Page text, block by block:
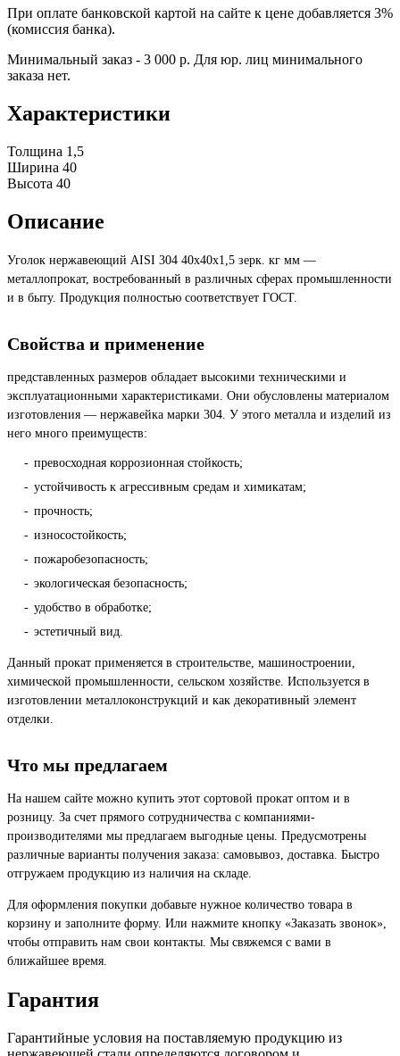
При оплате банковской картой на сайте к цене добавляется 3%
(комиссия банка).
Минимальный заказ - 3 000 р. Для юр. лиц минимального
заказа нет.
Характеристики
Толщина 1,5
Ширина 40
Высота 40
Описание
Уголок нержавеющий AISI 304 40х40х1,5 зерк. кг мм —
металлопрокат, востребованный в различных сферах промышленности
и в быту. Продукция полностью соответствует ГОСТ.
Свойства и применение
представленных размеров обладает высокими техническими и
эксплуатационными характеристиками. Они обусловлены материалом
изготовления — нержавейка марки 304. У этого металла и изделий из
него много преимуществ:
превосходная коррозионная стойкость;
устойчивость к агрессивным средам и химикатам;
прочность;
износостойкость;
пожаробезопасность;
экологическая безопасность;
удобство в обработке;
эстетичный вид.
Данный прокат применяется в строительстве, машиностроении,
химической промышленности, сельском хозяйстве. Используется в
изготовлении металлоконструкций и как декоративный элемент
отделки.
Что мы предлагаем
На нашем сайте можно купить этот сортовой прокат оптом и в
розницу. За счет прямого сотрудничества с компаниями-
производителями мы предлагаем выгодные цены. Предусмотрены
различные варианты получения заказа: самовывоз, доставка. Быстро
отгружаем продукцию из наличия на складе.
Для оформления покупки добавьте нужное количество товара в
корзину и заполните форму. Или нажмите кнопку «Заказать звонок»,
чтобы отправить нам свои контакты. Мы свяжемся с вами в
ближайшее время.
Гарантия
Гарантийные условия на поставляемую продукцию из